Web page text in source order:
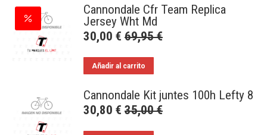
Cannondale Cfr Team Replica
Jersey Wht Md
30,00 € 69,95€
Añadir al carrito
Cannondale Kit juntes 100h Lefty 8
30,80 € 35,00€